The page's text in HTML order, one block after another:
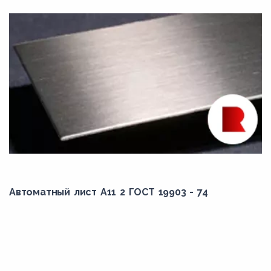
Автоматный лист А11 2 ГОСТ 19903 - 74